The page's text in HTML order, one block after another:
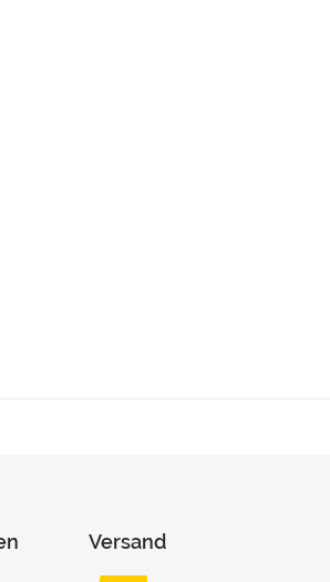
Versand